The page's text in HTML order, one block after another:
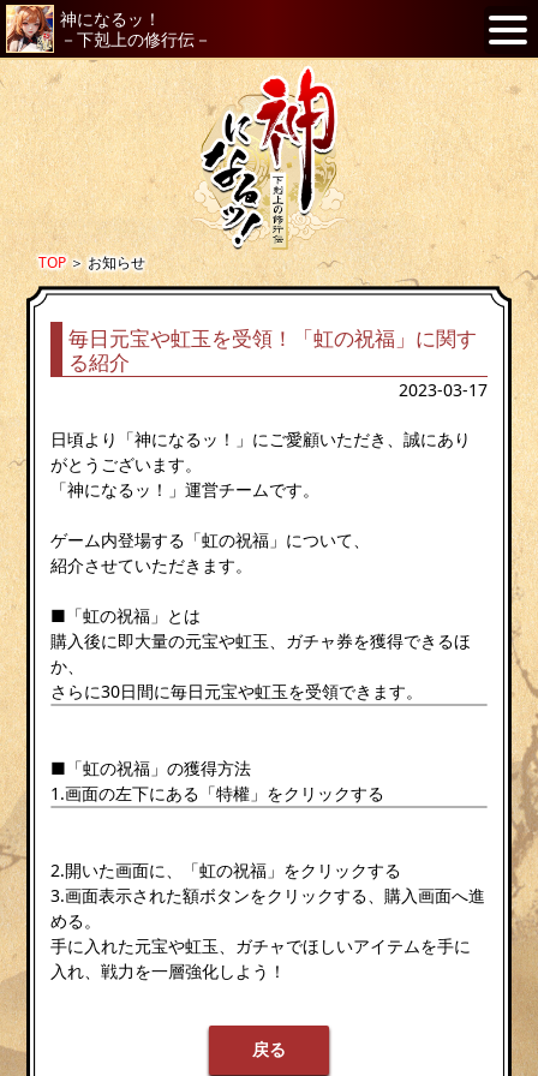
神になるッ！
－下剋上の修行伝－
TOP＞お知らせ
毎日元宝や虹玉を受領！「虹の祝福」に関す
る紹介
2023-03-17
日頃より「神になるッ！」にご愛顧いただき、誠にあり
がとうございます。
「神になるッ！」運営チームです。
ゲーム内登場する「虹の祝福」について、
紹介させていただきます。
■「虹の祝福」とは
購入後に即大量の元宝や虹玉、ガチャ券を獲得できるほ
か、
さらに30日間に毎日元宝や虹玉を受領できます。
■「虹の祝福」の獲得方法
1.画面の左下にある「特權」をクリックする
2.開いた画面に、「虹の祝福」をクリックする
3.画面表示された額ボタンをクリックする、購入画面へ進
める。
手に入れた元宝や虹玉、ガチャでほしいアイテムを手に
入れ、戦力を一層強化しよう！
戻る